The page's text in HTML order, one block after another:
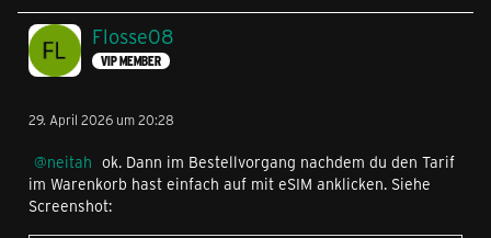
Flosse08
VIP MEMBER
29. April 2026 um 20:28
neitah ok. Dann im Bestellvorgang nachdem du den Tarif
im Warenkorb hast einfach auf mit eSIM anklicken. Siehe
Screenshot: